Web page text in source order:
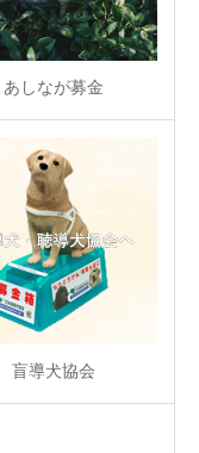
あしなが募金
盲導犬協会